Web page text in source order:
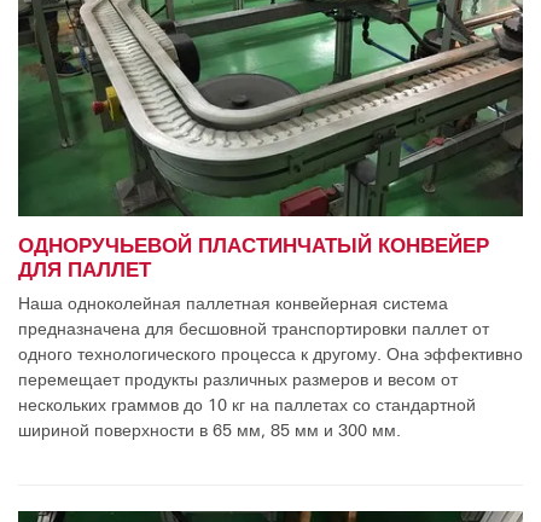
ОДНОРУЧЬЕВОЙ ПЛАСТИНЧАТЫЙ КОНВЕЙЕР
ДЛЯ ПАЛЛЕТ
Наша одноколейная паллетная конвейерная система
предназначена для бесшовной транспортировки паллет от
одного технологического процесса к другому. Она эффективно
перемещает продукты различных размеров и весом от
нескольких граммов до 10 кг на паллетах со стандартной
шириной поверхности в 65 мм, 85 мм и 300 мм.